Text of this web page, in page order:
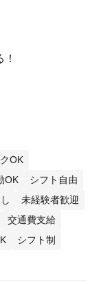
OK
OK
シフト自由
未経験者歓迎
交通費支給
シフト制